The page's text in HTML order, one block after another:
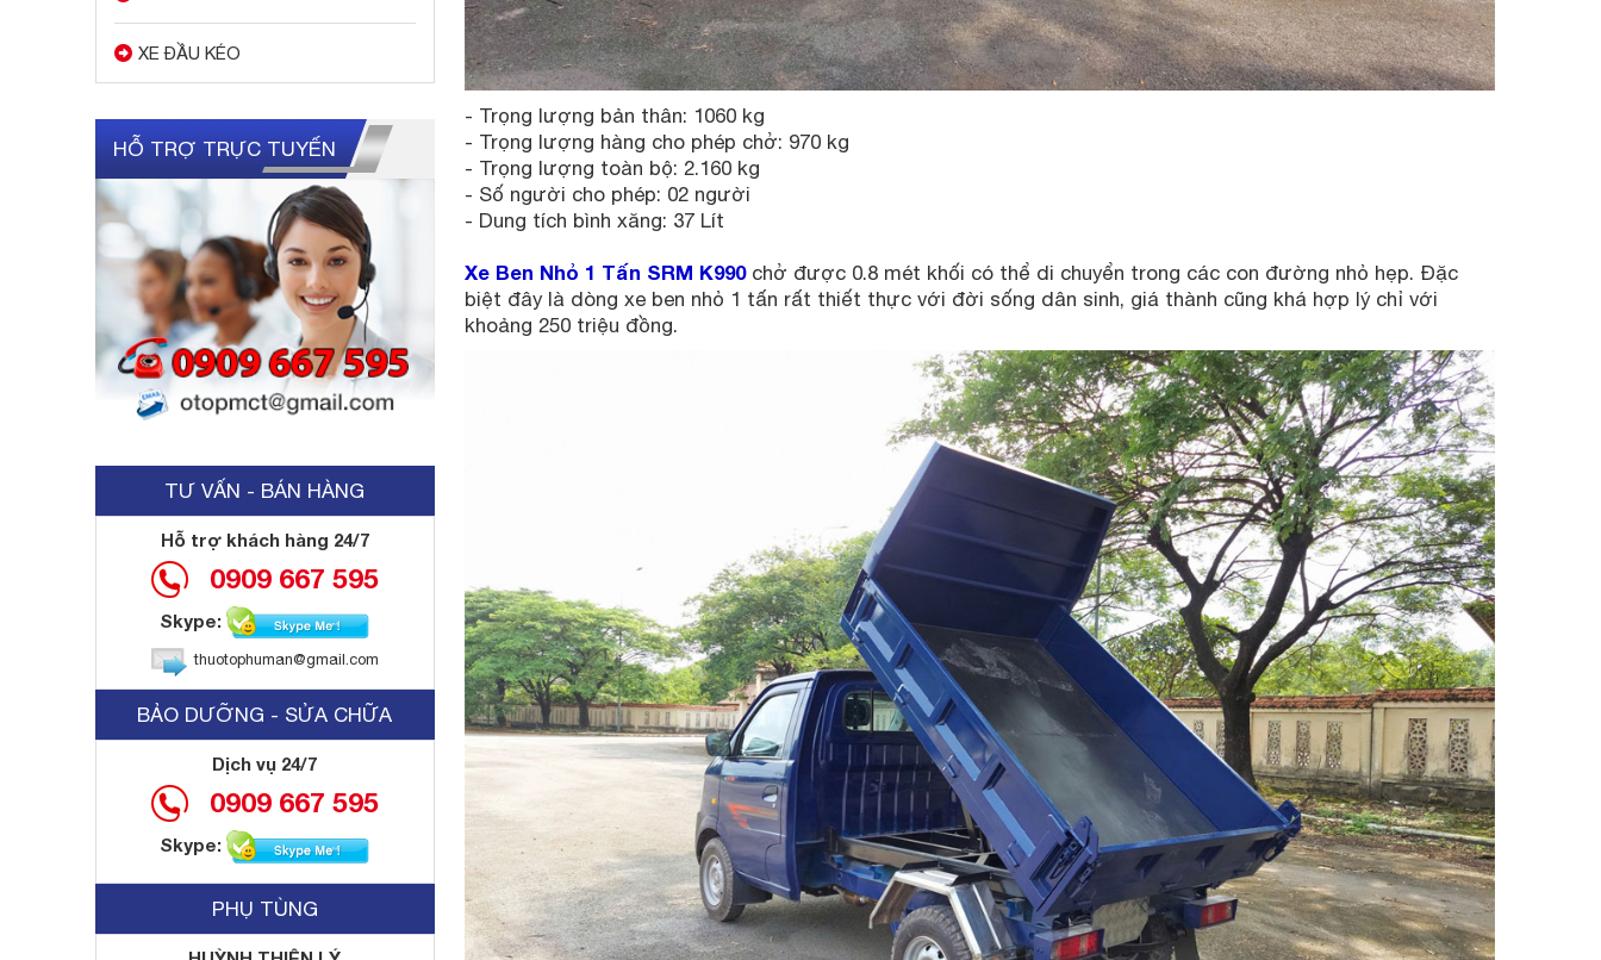
XE ĐẦU KÉO
HỖ TRỢ TRỰC TUYẾN
TƯ VẤN - BÁN HÀNG
Hỗ trợ khách hàng 24/7
0909 667 595
Skype:
thuotophuman@gmail.com
BẢO DƯỠNG - SỬA CHỮA
Dịch vụ 24/7
0909 667 595
Skype:
PHỤ TÙNG
- Trọng lượng bản thân: 1060 kg
- Trọng lượng hàng cho phép chở: 970 kg
- Trọng lượng toàn bộ: 2.160 kg
- Số người cho phép: 02 người
- Dung tích bình xăng: 37 Lít
Xe Ben Nhỏ 1 Tấn SRM K990chở được 0.8 mét khối có thể di chuyển trong các con đường nhỏ hẹp. Đặc
biệt đây là dòng xe ben nhỏ 1 tấn rất thiết thực với đời sống dân sinh, giá thành cũng khá hợp lý chỉ với
khoảng 250 triệu đồng.